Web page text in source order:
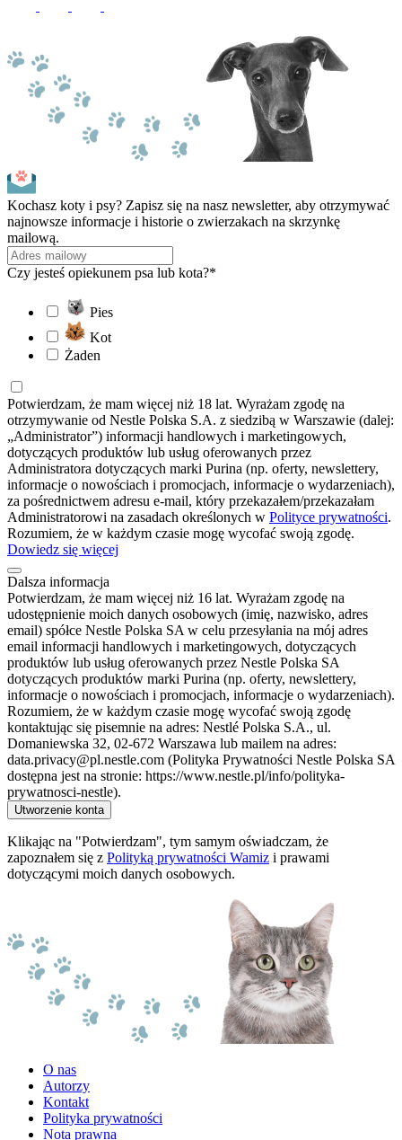
Kochasz koty i psy? Zapisz się na nasz newsletter, aby otrzymywać
najnowsze informacje i historie o zwierzakach na skrzynkę
mailową.
Czy jesteś opiekunem psa lub kota?*
Pies
Kot
Żaden
Potwierdzam, że mam więcej niż 18 lat. Wyrażam zgodę na
otrzymywanie od Nestle Polska S.A. z siedzibą w Warszawie (dalej:
„Administrator”) informacji handlowych i marketingowych,
dotyczących produktów lub usług oferowanych przez
Administratora dotyczących marki Purina (np. oferty, newslettery,
informacje o nowościach i promocjach, informacje o wydarzeniach),
za pośrednictwem adresu e-mail, który przekazałem/przekazałam
Administratorowi na zasadach określonych w Polityce prywatności.
Rozumiem, że w każdym czasie mogę wycofać swoją zgodę.
Dowiedz się więcej
Dalsza informacja
Potwierdzam, że mam więcej niż 16 lat. Wyrażam zgodę na
udostępnienie moich danych osobowych (imię, nazwisko, adres
email) spółce Nestle Polska SA w celu przesyłania na mój adres
email informacji handlowych i marketingowych, dotyczących
produktów lub usług oferowanych przez Nestle Polska SA
dotyczących produktów marki Purina (np. oferty, newslettery,
informacje o nowościach i promocjach, informacje o wydarzeniach).
Rozumiem, że w każdym czasie mogę wycofać swoją zgodę
kontaktując się pisemnie na adres: Nestlé Polska S.A., ul.
Domaniewska 32, 02-672 Warszawa lub mailem na adres:
data.privacy@pl.nestle.com (Polityka Prywatności Nestle Polska SA
dostępna jest na stronie: https://www.nestle.pl/info/polityka-
prywatnosci-nestle).
Utworzenie konta
Klikając na "Potwierdzam", tym samym oświadczam, że
zapoznałem się z Polityką prywatności Wamiz i prawami
dotyczącymi moich danych osobowych.
O nas
Autorzy
Kontakt
Polityka prywatności
Nota prawna